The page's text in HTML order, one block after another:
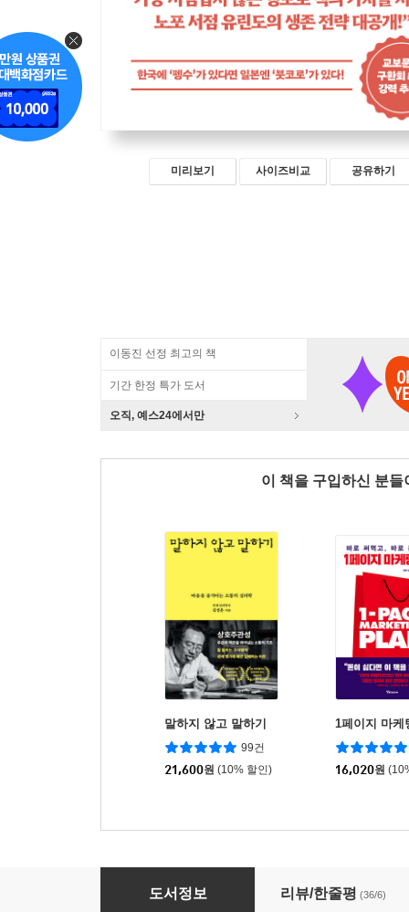
미리보기 사이즈비교 공유하기
이동진 선정 최고의 책
기간 한정 특가 도서
오직, 예스24에서만
이 책을 구입하신 분
말하지 않고 말하기
99건
21,600원 (10% 할인)
1페이지 마케
16,020원
사랑받는 서점을 만들기 위해 2000일 동안 내가
도서정보 리뷰/한줄평 (36/6)